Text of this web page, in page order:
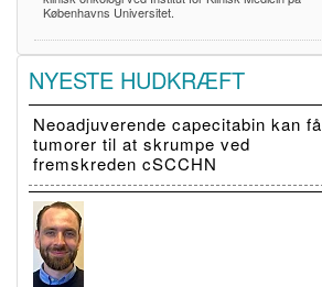
Københavns Universitet.
NYESTE HUDKRÆFT
Neoadjuverende capecitabin kan få
tumorer til at skrumpe ved
fremskreden cSCCHN